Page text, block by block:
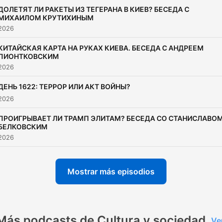
ЛИ РАКЕТЫ ИЗ ТЕГЕРАНА В КИЕВ? БЕСЕДА С
КРУТИХИНЫМ
КАРТА НА РУКАХ КИЕВА. БЕСЕДА С АНДРЕЕМ
1622: ТЕРРОР ИЛИ АКТ ВОЙНЫ?
ЛИ ТРАМП ЭЛИТАМ? БЕСЕДА СО
Mostrar más episodios